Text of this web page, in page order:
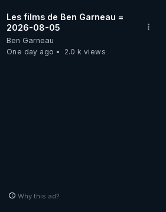
Les films de Ben Garneau =
2026-08-05
Ben Garneau
One day ago
2.0 k views
Why this ad?